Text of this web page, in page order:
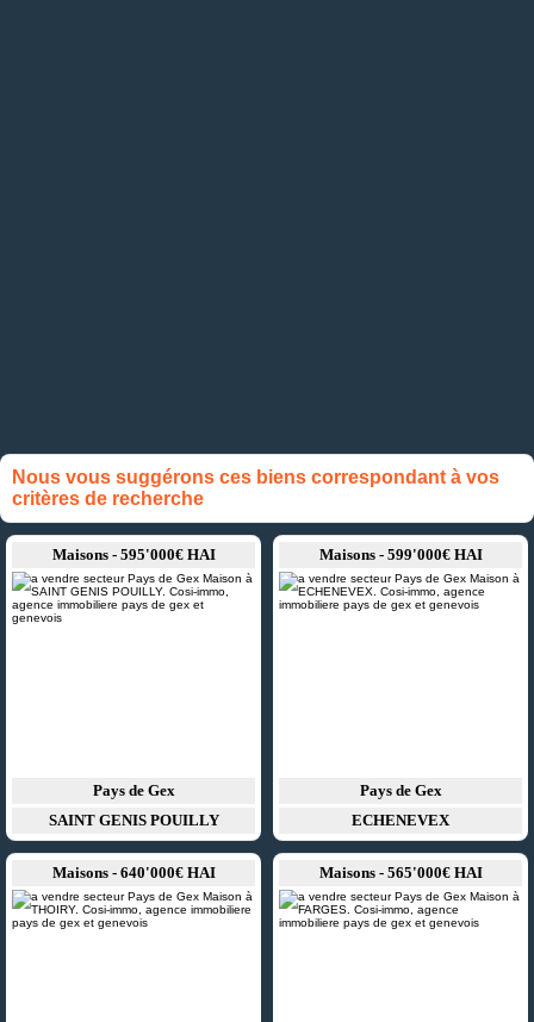
Nous vous suggérons ces biens correspondant à vos
critères de recherche
Maisons - 595'000€ HAI
Pays de Gex
SAINT GENIS POUILLY
Maisons - 599'000€ HAI
Pays de Gex
ECHENEVEX
Maisons - 640'000€ HAI Maisons - 565'000€ HAI